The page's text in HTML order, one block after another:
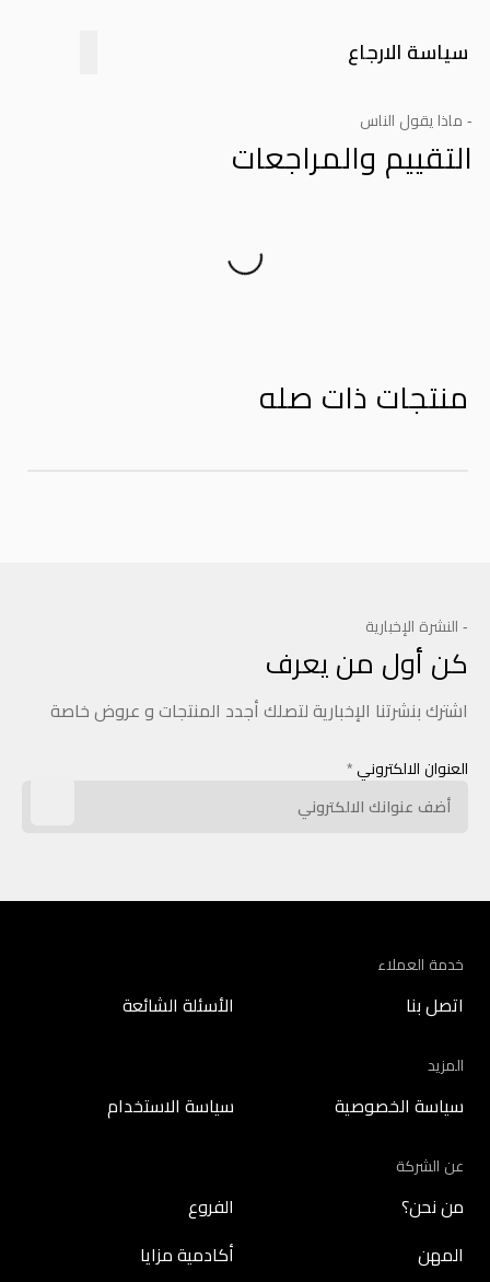
سياسة الارجاع
- ماذا يقول الناس
التقييم والمراجعات
منتجات ذات صله
- النشرة الإخبارية
كن أول من يعرف
اشترك بنشرتنا الإخبارية لتصلك أجدد المنتجات و عروض خاصة
العنوان الالكتروني *
خدمة العملاء
اتصل بنا الأسئلة الشائعة
المزيد
سياسة الخصوصية سياسة الاستخدام
عن الشركة
من نحن؟ الفروع
المهن أكادمية مزايا